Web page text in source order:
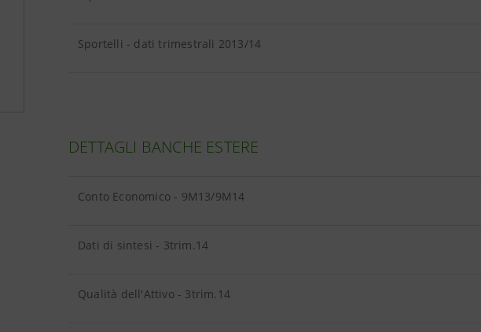
Sportelli - dati trimestrali 2013/14
DETTAGLI BANCHE ESTERE
Conto Economico - 9M13/9M14
Dati di sintesi - 3trim.14
Qualità dell'Attivo - 3trim.14